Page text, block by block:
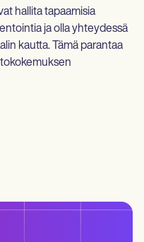
hallita tapaamisia
ja olla yhteydessä
kautta. Tämä parantaa